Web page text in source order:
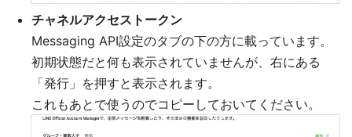
チャネルアクセストークン
Messaging API設定のタブの下の方に載っています。
初期状態だと何も表示されていませんが、右にある
「発行」を押すと表示されます。
これもあとで使うのでコピーしておいてください。